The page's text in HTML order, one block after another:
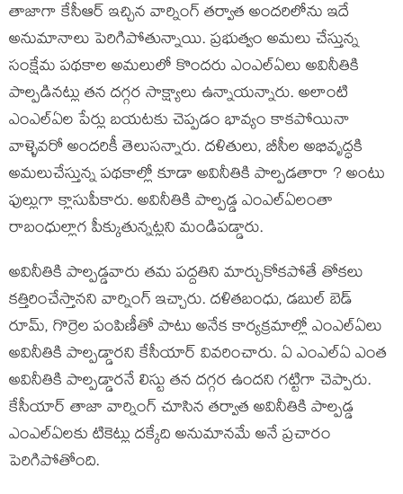
తాజాగా కేసీఆర్ ఇచ్చిన వార్నింగ్ తర్వాత అందరిలోను ఇదే
అనుమానాలు పెరిగిపోతున్నాయి. ప్రభుత్వం అమలు చేస్తున్న
సంక్షేమ పథకాల అమలులో కొందరు ఎంఎల్ఏలు అవినీతికి
పాల్పడినట్లు తన దగ్గర సాక్ష్యాలు ఉన్నాయన్నారు. అలాంటి
ఎంఎల్ఏల పేర్లు బయటకు చెప్పడం భావ్యం కాకపోయినా
వాళ్ళెవరో అందరికీ తెలుసన్నారు. దళితులు, బీసీల అభివృద్ధకి
అమలుచేస్తున్న పథకాల్లో కూడా అవినీతికి పాల్పడతారా ? అంటు
ఫుల్లుగా క్లాసుపీకారు. అవినీతికి పాల్పడ్డ ఎంఎల్ఏలంతా
రాబంధుల్లాగ పీక్కుతున్నట్లని మండిపడ్డారు.
అవినీతికి పాల్పడ్డవారు తమ పద్దతిని మార్చుకోకపోతే తోకలు
కత్తిరించేస్తానని వార్నింగ్ ఇచ్చారు. దళితబంధు, డబుల్ బెడ్
రూమ్, గొర్రెల పంపిణీతో పాటు అనేక కార్యక్రమాల్లో ఎంఎల్ఏలు
అవినీతికి పాల్పడ్డారని కేసీయార్ వివరించారు. ఏ ఎంఎల్ఏ ఎంత
అవినీతికి పాల్పడ్డారనే లిస్టు తన దగ్గర ఉందని గట్టిగా చెప్పారు.
కేసీయార్ తాజా వార్నింగ్ చూసిన తర్వాత అవినీతికి పాల్పడ్డ
ఎంఎల్ఏలకు టికెట్లు దక్కేది అనుమానమే అనే ప్రచారం
పెరిగిపోతోంది.